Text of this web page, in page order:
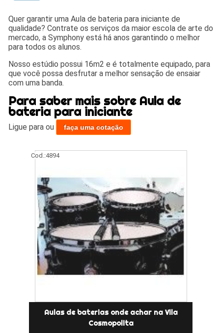
Quer garantir uma Aula de bateria para iniciante de
qualidade? Contrate os serviços da maior escola de arte do
mercado, a Symphony está há anos garantindo o melhor
para todos os alunos.
Nosso estúdio possui 16m2 e é totalmente equipado, para
que você possa desfrutar a melhor sensação de ensaiar
com uma banda.
Para saber mais sobre Aula de
bateria para iniciante
Ligue paraou faça uma cotação
Cod.:4894
Aulas de baterias onde achar na Vila
Cosmopolita